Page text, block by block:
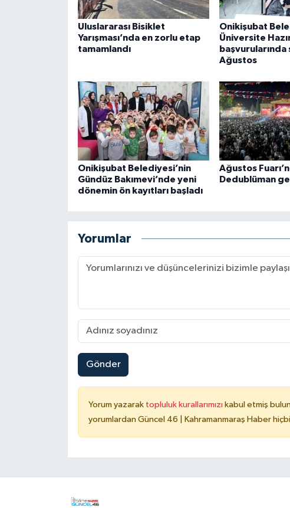
Uluslararası Bisiklet
Yarışması’nda en zorlu etap
tamamlandı
Onikişubat
Üniversite
başvurularında
Ağustos
Onikişubat Belediyesi’nin
Gündüz Bakımevi’nde yeni
dönemin ön kayıtları başladı
Ağustos
Dedublüman
Yorumlar
Gönder
Yorum yazarak topluluk kurallarımızı kabul etmiş
yorumlardan Güncel 46 | Kahramanmaraş Haber